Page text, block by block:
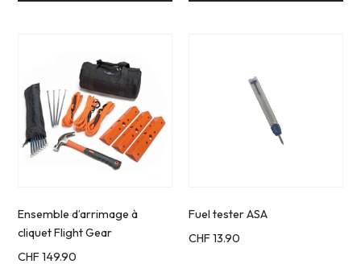
Ensemble d’arrimage à
cliquet Flight Gear
CHF149.90
Fuel tester ASA
CHF13.90